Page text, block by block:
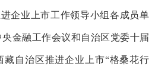
企业上市工作领导小组各成员单
央金融工作会议和自治区党委十届
藏自治区推进企业上市“格桑花行